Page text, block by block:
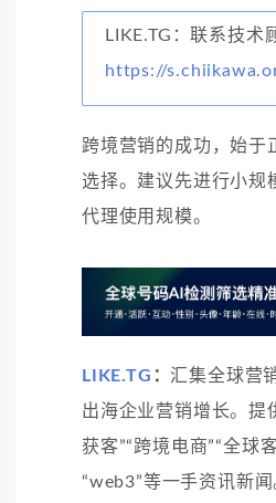
LIKE.TG：联系技术
https://
跨境营销的成功，始于
选择。建议先进行小规
代理使用规模。
LIKE.TG ： 汇集全球营
出海企业营销增长。提
获客”“跨境电商”“全球
“web3”等一手资讯新闻